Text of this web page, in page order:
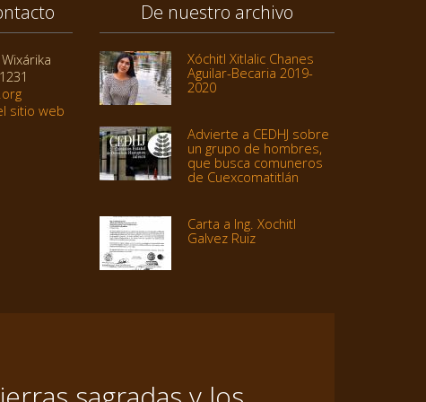
sitio web
De nuestro archivo
Xóchitl Xitlalic Chanes
Aguilar-Becaria 2019-
2020
Advierte a CEDHJ sobre
un grupo de hombres,
que busca comuneros
de Cuexcomatitlán
Carta a Ing. Xochitl
Galvez Ruiz